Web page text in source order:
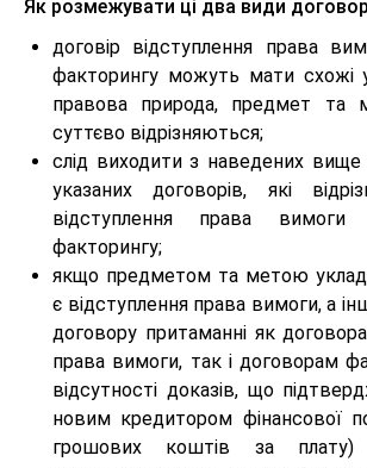
Як розмежувати ці два види
договір відступлення права
факторингу можуть мати схожі
правова природа, предмет та
суттєво відрізняються;
слід виходити з наведених вище
указаних договорів, які
відступлення права вимоги
факторингу;
якщо предметом та метою
є відступлення права вимоги, а
договору притаманні як
права вимоги, так і договорам
відсутності доказів, що
новим кредитором фінансової
грошових коштів за плату)